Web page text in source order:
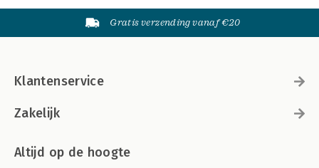
Gratis verzending vanaf €20
Klantenservice
Zakelijk
Altijd op de hoogte